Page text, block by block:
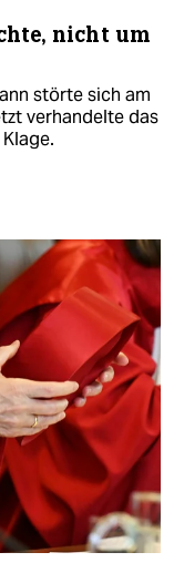
nicht um
störte sich am
verhandelte das